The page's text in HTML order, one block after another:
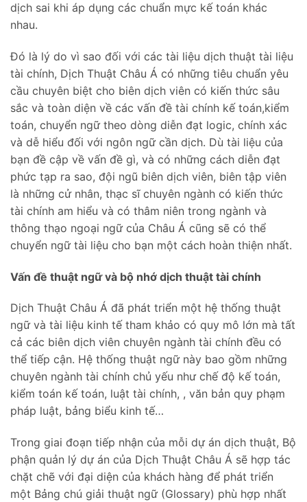
dịch sai khi áp dụng các chuẩn mực kế toán khác
nhau.
Đó là lý do vì sao đối với các tài liệu dịch thuật tài liệu
tài chính, Dịch Thuật Châu Á có những tiêu chuẩn yêu
cầu chuyên biệt cho biên dịch viên có kiến thức sâu
sắc và toàn diện về các vấn đề tài chính kế toán,kiểm
toán, chuyển ngữ theo dòng diễn đạt logic, chính xác
và dễ hiểu đối với ngôn ngữ cần dịch. Dù tài liệu của
bạn đề cập về vấn đề gì, và có những cách diễn đạt
phức tạp ra sao, đội ngũ biên dịch viên, biên tập viên
là những cử nhân, thạc sĩ chuyên ngành có kiến thức
tài chính am hiểu và có thâm niên trong ngành và
thông thạo ngoại ngữ của Châu Á cũng sẽ có thể
chuyển ngữ tài liệu cho bạn một cách hoàn thiện nhất.
Vấn đề thuật ngữ và bộ nhớ dịch thuật tài chính
Dịch Thuật Châu Á đã phát triển một hệ thống thuật
ngữ và tài liệu kinh tế tham khảo có quy mô lớn mà tất
cả các biên dịch viên chuyên ngành tài chính đều có
thể tiếp cận. Hệ thống thuật ngữ này bao gồm những
chuyên ngành tài chính chủ yếu như chế độ kế toán,
kiểm toán kế toán, luật tài chính, , văn bản quy phạm
pháp luật, bảng biểu kinh tế…
Trong giai đoạn tiếp nhận của mỗi dự án dịch thuật, Bộ
phận quản lý dự án của Dịch Thuật Châu Á sẽ hợp tác
chặt chẽ với đại diện của khách hàng để phát triển
một Bảng chú giải thuật ngữ (Glossary) phù hợp nhất